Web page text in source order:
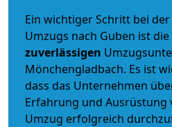
Ein wichtiger Schritt bei
Umzugs nach Guben ist
zuverlässigen
Mönchengladbach. Es ist
dass das Unternehmen
Erfahrung und Ausrüstung
Umzug erfolgreich